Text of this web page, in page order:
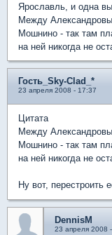
Ярославль, и одна
Между
Мошнино - так там
на ней никогда не
Гость_Sky-Clad_*
23 апреля 2008 - 17:37
Цитата
Между
Мошнино - так там
на ней никогда не
Ну вот, перестроить
DennisM
23 апреля 2008